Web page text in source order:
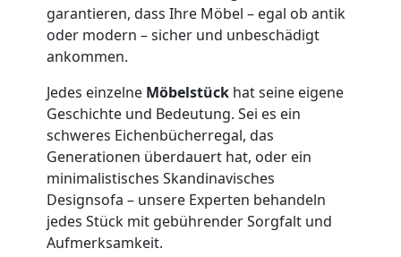
garantieren, dass Ihre Möbel – egal ob antik
oder modern – sicher und unbeschädigt
ankommen.
Jedes einzelne Möbelstück hat seine eigene
Geschichte und Bedeutung. Sei es ein
schweres Eichenbücherregal, das
Generationen überdauert hat, oder ein
minimalistisches Skandinavisches
Designsofa – unsere Experten behandeln
jedes Stück mit gebührender Sorgfalt und
Aufmerksamkeit.
LKW
Möbellift
Leonding
Übersiedlung